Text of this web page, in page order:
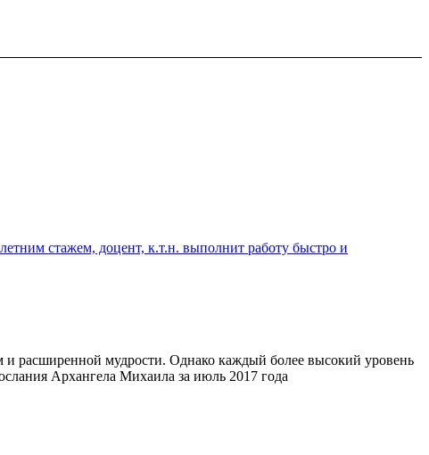
стажем, доцент, к.т.н. выполнит работу быстро и
и расширенной мудрости. Однако каждый более высокий уровень
Архангела Михаила за июль 2017 года